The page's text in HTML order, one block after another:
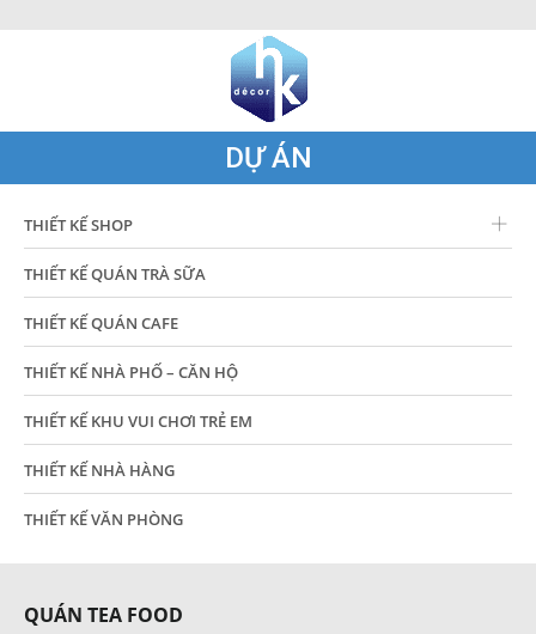
DỰ ÁN
THIẾT KẾ SHOP
THIẾT KẾ QUÁN TRÀ SỮA
THIẾT KẾ QUÁN CAFE
THIẾT KẾ NHÀ PHỐ – CĂN HỘ
THIẾT KẾ KHU VUI CHƠI TRẺ EM
THIẾT KẾ NHÀ HÀNG
THIẾT KẾ VĂN PHÒNG
QUÁN TEA FOOD